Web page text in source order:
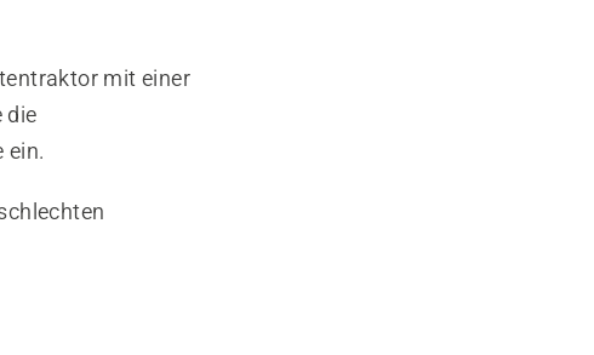
mit einer
die
ein.